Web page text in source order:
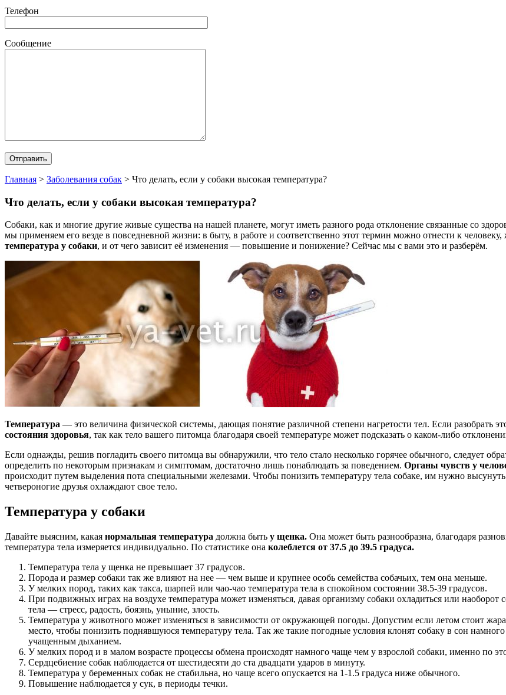
Телефон
Сообщение
Главная > Заболевания собак > Что делать, если у собаки высокая температура?
Что делать, если у собаки высокая температура?
Собаки, как и многие другие живые существа на нашей планете, могут иметь разного рода отклонение связанные со
мы применяем его везде в повседневной жизни: в быту, в работе и соответственно этот термин можно отнести к
температура у собаки, и от чего зависит её изменения — повышение и понижение? Сейчас мы с вами это и разберём.
Температура — это величина физической системы, дающая понятие различной степени нагретости тел. Если разобрать
состояния здоровья, так как тело вашего питомца благодаря своей температуре может подсказать о каком-либо
Если однажды, решив погладить своего питомца вы обнаружили, что тело стало несколько горячее обычного, следует
определить по некоторым признакам и симптомам, достаточно лишь понаблюдать за поведением. Органы чувств у
происходит путем выделения пота специальными железами. Чтобы понизить температуру тела собаке, им нужно
четвероногие друзья охлаждают свое тело.
Температура у собаки
Давайте выясним, какая нормальная температура должна быть у щенка. Она может быть разнообразна, благодаря
температура тела измеряется индивидуально. По статистике она колеблется от 37.5 до 39.5 градуса.
Температура тела у щенка не превышает 37 градусов.
Порода и размер собаки так же влияют на нее — чем выше и крупнее особь семейства собачьих, тем она меньше.
У мелких пород, таких как такса, шарпей или чао-чао температура тела в спокойном состоянии 38.5-39 градусов.
При подвижных играх на воздухе температура может изменяться, давая организму собаки охладиться или
тела — стресс, радость, боязнь, уныние, злость.
Температура у животного может изменяться в зависимости от окружающей погоды. Допустим если летом стоит
место, чтобы понизить поднявшуюся температуру тела. Так же такие погодные условия клонят собаку в сон
учащенным дыханием.
У мелких пород и в малом возрасте процессы обмена происходят намного чаще чем у взрослой собаки, именно по
Сердцебиение собак наблюдается от шестидесяти до ста двадцати ударов в минуту.
Температура у беременных собак не стабильна, но чаще всего опускается на 1-1.5 градуса ниже обычного.
Повышение наблюдается у сук, в периоды течки.